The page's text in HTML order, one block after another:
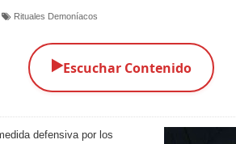
Rituales Demoníacos
▶️Escuchar Contenido
defensiva por los